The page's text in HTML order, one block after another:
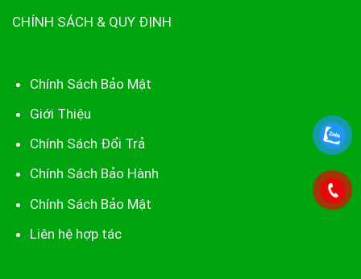
CHÍNH SÁCH & QUY ĐỊNH
Chính Sách Bảo Mật
Giới Thiệu
Chính Sách Đổi Trả
Chính Sách Bảo Hành
Chính Sách Bảo Mật
Liên hệ hợp tác